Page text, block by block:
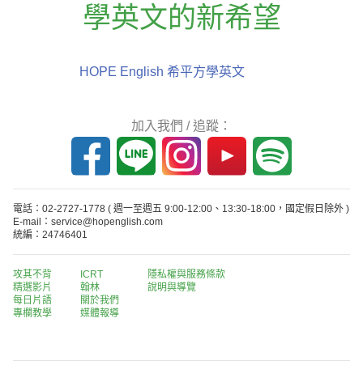
學英文的新希望
HOPE English 希平方學英文
加入我們 / 追蹤：
電話：02-2727-1778 ( 週一至週五 9:00-12:00、13:30-18:00，國定假日除外 )
E-mail：service@hopenglish.com
統編：24746401
攻其不背
精選影片
每日片語
專欄教學
ICRT
翰林
關於我們
媒體報導
隱私權與服務條款
說明與導覽